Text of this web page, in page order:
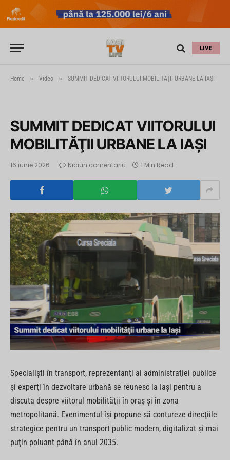
LIVE
Home » Video » SUMMIT DEDICAT VIITORULUI MOBILITĂŢII URBANE LA IAŞI
SUMMIT DEDICAT VIITORULUI
MOBILITĂŢII URBANE LA IAŞI
16 iunie 2026 Niciun comentariu 1 Min Read
Specialişti în transport, reprezentanţi ai administraţiei publice
şi experţi în dezvoltare urbană se reunesc la Iaşi pentru a
discuta despre viitorul mobilităţii în oraş şi în zona
metropolitană. Evenimentul îşi propune să contureze direcţiile
strategice pentru un transport public modern, digitalizat şi mai
puţin poluant până în anul 2035.